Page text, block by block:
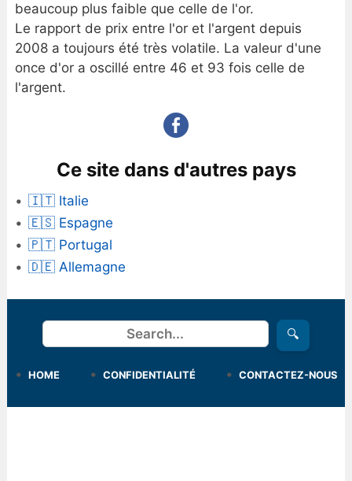
beaucoup plus faible que celle de l'or.
Le rapport de prix entre l'or et l'argent depuis
2008 a toujours été très volatile. La valeur d'une
once d'or a oscillé entre 46 et 93 fois celle de
l'argent.
Ce site dans d'autres pays
🇮🇹 Italie
🇪🇸 Espagne
🇵🇹 Portugal
🇩🇪 Allemagne
Rechercher 🔍
HOME CONFIDENTIALITÉ CONTACTEZ-NOUS